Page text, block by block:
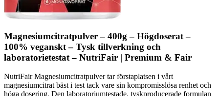
Magnesiumcitratpulver – 400g – Högdoserat –
100% veganskt – Tysk tillverkning och
laboratorietestat – NutriFair | Premium & Fair
NutriFair Magnesiumcitratpulver tar förstaplatsen i vårt
magnesiumcitrat bäst i test tack vare sin kompromisslösa renhet och
höga dosering. Den laboratoriumtestade, tyskproducerade formulan